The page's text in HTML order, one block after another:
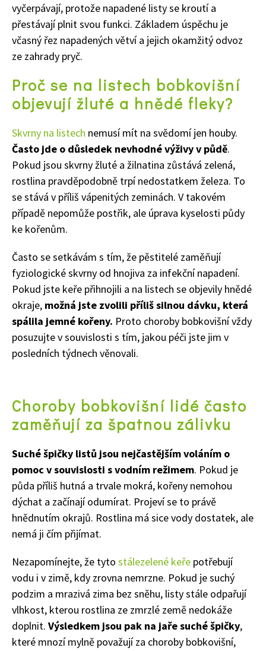
vyčerpávají, protože napadené listy se kroutí a
přestávají plnit svou funkci. Základem úspěchu je
včasný řez napadených větví a jejich okamžitý odvoz
ze zahrady pryč.
Proč se na listech bobkovišní
objevují žluté a hnědé fleky?
Skvrny na listech nemusí mít na svědomí jen houby.
Často jde o důsledek nevhodné výživy v půdě.
Pokud jsou skvrny žluté a žilnatina zůstává zelená,
rostlina pravděpodobně trpí nedostatkem železa. To
se stává v příliš vápenitých zeminách. V takovém
případě nepomůže postřik, ale úprava kyselosti půdy
ke kořenům.
Často se setkávám s tím, že pěstitelé zaměňují
fyziologické skvrny od hnojiva za infekční napadení.
Pokud jste keře přihnojili a na listech se objevily hnědé
okraje, možná jste zvolili příliš silnou dávku, která
spálila jemné kořeny. Proto choroby bobkovišní vždy
posuzujte v souvislosti s tím, jakou péči jste jim v
posledních týdnech věnovali.
Choroby bobkovišní lidé často
zaměňují za špatnou zálivku
Suché špičky listů jsou nejčastějším voláním o
pomoc v souvislosti s vodním režimem. Pokud je
půda příliš hutná a trvale mokrá, kořeny nemohou
dýchat a začínají odumírat. Projeví se to právě
hnědnutím okrajů. Rostlina má sice vody dostatek, ale
nemá ji čím přijímat.
Nezapomínejte, že tyto stálezelené keře potřebují
vodu i v zimě, kdy zrovna nemrzne. Pokud je suchý
podzim a mrazivá zima bez sněhu, listy stále odpařují
vlhkost, kterou rostlina ze zmrzlé země nedokáže
doplnit. Výsledkem jsou pak na jaře suché špičky,
které mnozí mylně považují za choroby bobkovišní,